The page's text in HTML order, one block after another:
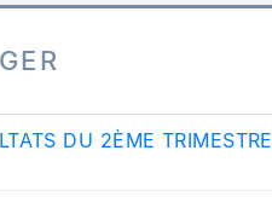
DU 2ÈME TRIMESTRE